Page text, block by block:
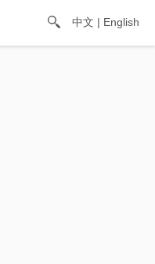
中文 | English